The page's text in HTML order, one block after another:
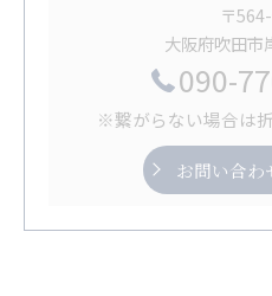
〒
大阪府吹田
090-
※繋がらない場合は
お問い合わ